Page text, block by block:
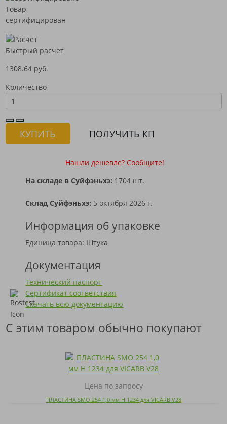
Товар
сертифицирован
Быстрый расчет
1308.64 руб.
Количество
КУПИТЬ ПОЛУЧИТЬ КП
Нашли дешевле? Сообщите!
На складе в Суйфэньхэ: 1704 шт.
Склад Суйфэньхэ: 5 октября 2026 г.
Информация об упаковке
Единица товара: Штука
Документация
Технический паспорт
Сертификат соответствия
Скачать всю документацию
С этим товаром обычно покупают
Цена по запросу
ПЛАСТИНА SMO 254 1,0 мм H 1234 для VICARB V28